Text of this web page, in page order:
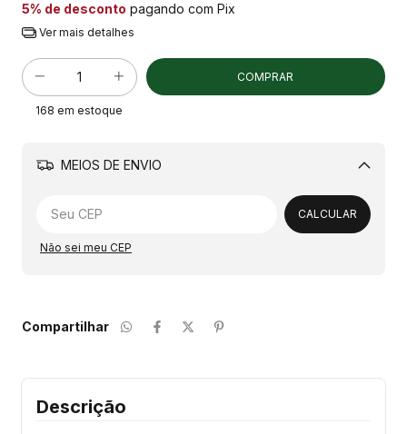
5% de desconto pagando com Pix
Ver mais detalhes
168 em estoque
MEIOS DE ENVIO
Alterar CEP
CALCULAR
Não sei meu CEP
Compartilhar
Descrição